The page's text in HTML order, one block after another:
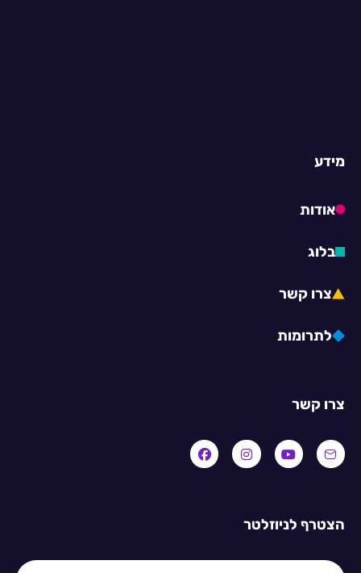
צרו קשר
מידע
אודות
בלוג
צרו קשר
לתרומות
הצטרף לניוזלטר